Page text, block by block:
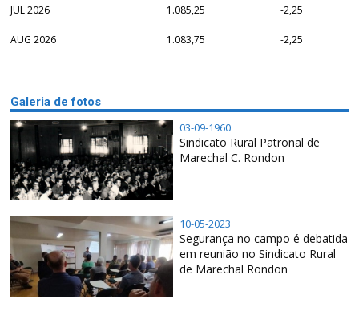
JUL 2026 1.085,25 -2,25
AUG 2026 1.083,75 -2,25
Galeria de fotos
03-09-1960
Sindicato Rural Patronal de
Marechal C. Rondon
10-05-2023
Segurança no campo é debatida
em reunião no Sindicato Rural
de Marechal Rondon